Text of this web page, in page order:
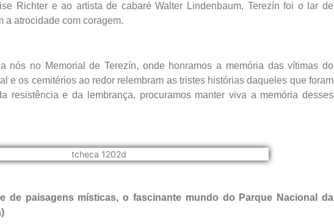
Richter e ao artista de cabaré Walter Lindenbaum, Terezín foi o lar de
a atrocidade com coragem.
nós no Memorial de Terezín, onde honramos a memória das vítimas do
e os cemitérios ao redor relembram as tristes histórias daqueles que foram
resistência e da lembrança, procuramos manter viva a memória desses
de paisagens místicas, o fascinante mundo do Parque Nacional da